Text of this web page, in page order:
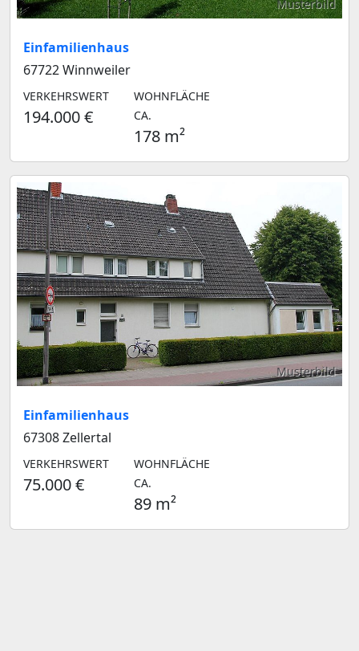
Musterbild
Einfamilienhaus
67722 Winnweiler
VERKEHRSWERT
194.000 €
WOHNFLÄCHE
CA.
178 m²
Musterbild
Einfamilienhaus
67308 Zellertal
VERKEHRSWERT
75.000 €
WOHNFLÄCHE
CA.
89 m²